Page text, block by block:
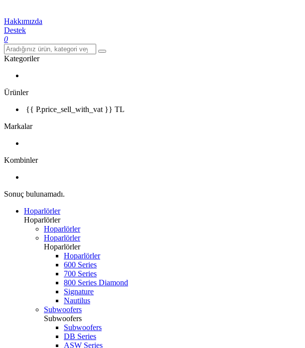
Hakkımızda
Destek
0
Kategoriler
Ürünler
{{ P.price_sell_with_vat }} TL
Markalar
Kombinler
Sonuç bulunamadı.
Hoparlörler
Hoparlörler
Hoparlörler
Hoparlörler
Hoparlörler
Hoparlörler
600 Series
700 Series
800 Series Diamond
Signature
Nautilus
Subwoofers
Subwoofers
Subwoofers
DB Series
ASW Series